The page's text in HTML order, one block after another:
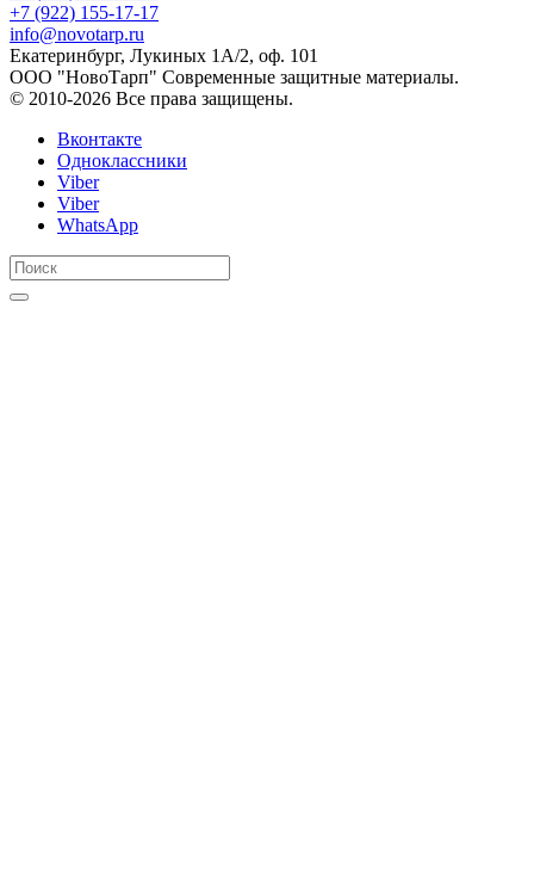
+7 (922) 155-17-17
info@novotarp.ru
Екатеринбург, Лукиных 1А/2, оф. 101
ООО "НовоТарп" Современные защитные материалы.
© 2010-2026 Все права защищены.
Вконтакте
Одноклассники
Viber
Viber
WhatsApp